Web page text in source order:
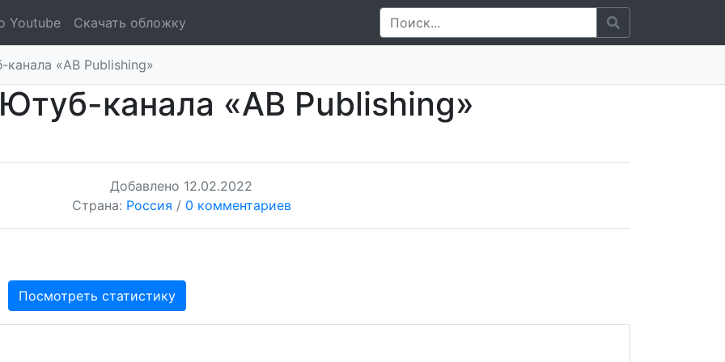
Youtube Скачать обложку
«AB Publishing»
канала «AB Publishing»
Добавлено 12.02.2022
Страна: Россия / 0 комментариев
Посмотреть статистику